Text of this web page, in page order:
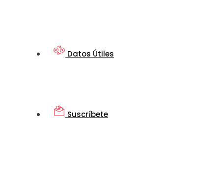
Datos Útiles
Suscríbete